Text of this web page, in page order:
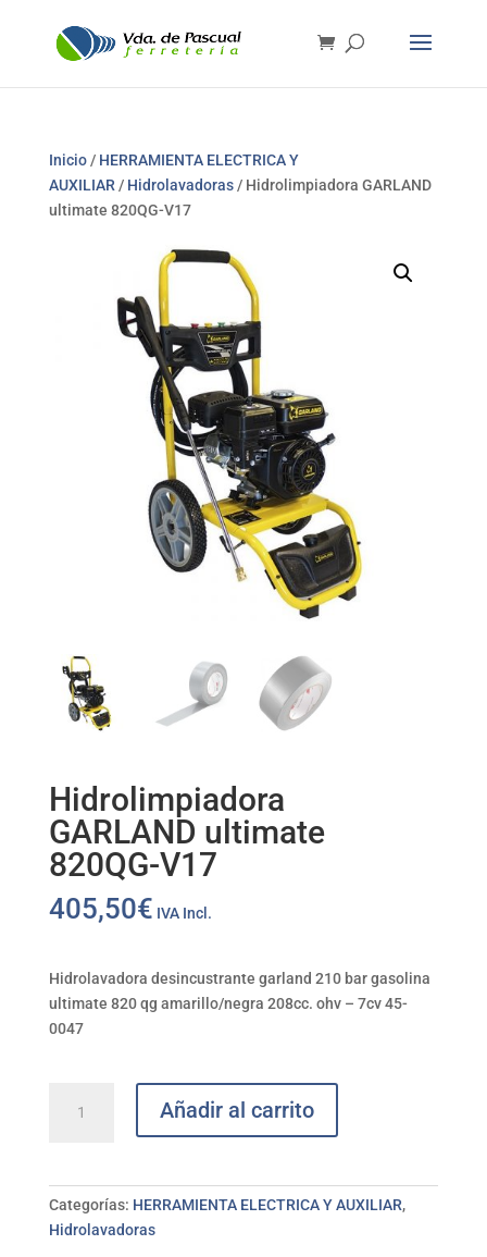
Inicio/ HERRAMIENTA ELECTRICA Y
AUXILIAR / Hidrolavadoras/ Hidrolimpiadora GARLAND
ultimate 820QG-V17
Hidrolimpiadora
GARLAND ultimate
820QG-V17
405,50€ IVA Incl.
Hidrolavadora desincustrante garland 210 bar gasolina
ultimate 820 qg amarillo/negra 208cc. ohv – 7cv 45-
0047
GARLAND
cantidad
Añadir al carrito
Categorías: HERRAMIENTA ELECTRICA Y AUXILIAR,
Hidrolavadoras